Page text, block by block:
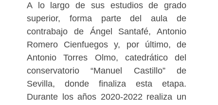
A lo largo de sus estudios de grado
superior, forma parte del aula de
contrabajo de Ángel Santafé, Antonio
Romero Cienfuegos y, por último, de
Antonio Torres Olmo, catedrático del
conservatorio “Manuel Castillo” de
Sevilla, donde finaliza esta etapa.
Durante los años 2020-2022 realiza un